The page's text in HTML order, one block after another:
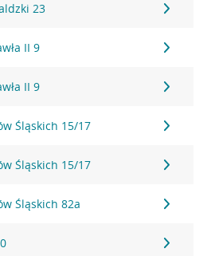
23
II 9
II 9
Śląskich 15/17
Śląskich 15/17
Śląskich 82a